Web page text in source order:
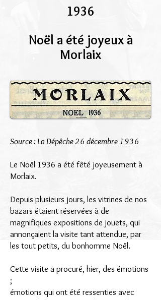
1936
Noël a été joyeux à
Morlaix
Source : La Dépêche 26 décembre 1936
Le Noël 1936 a été fêté joyeusement à
Morlaix.
Depuis plusieurs jours, les vitrines de nos
bazars étaient réservées à de
magnifiques expositions de jouets, qui
annonçaient la visite tant attendue, par
les tout petits, du bonhomme Noël.
Cette visite a procuré, hier, des émotions
;
émotions qui ont été ressenties avec